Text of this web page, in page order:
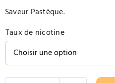
Saveur Pastèque.
Taux de nicotine